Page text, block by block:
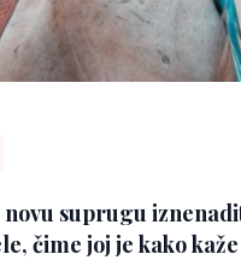
suprugu
čime joj je kako